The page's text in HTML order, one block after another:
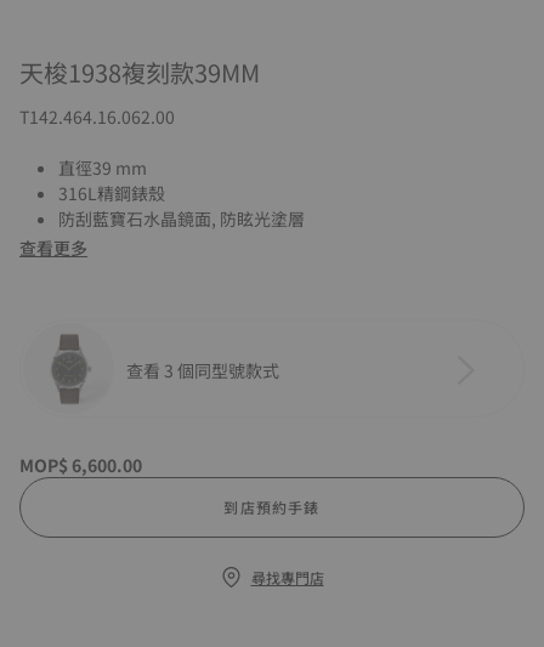
天梭1938複刻款39MM
T142.464.16.062.00
直徑39 mm
316L精鋼錶殼
防刮藍寶石水晶鏡面, 防眩光塗層
查看更多
查看 3 個同型號款式
MOP$ 6,600.00
到店預約手錶
尋找專門店